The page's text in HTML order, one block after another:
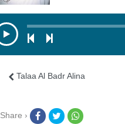
Talaa Al Badr Alina
Share ›